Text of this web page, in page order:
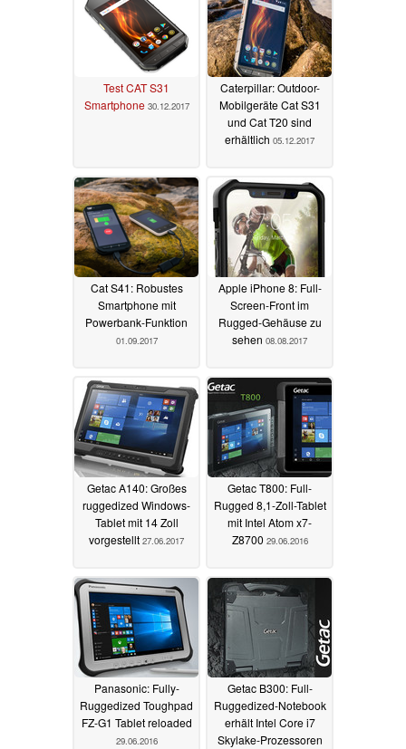
Test CAT S31
Smartphone 30.12.2017
Caterpillar: Outdoor-
Mobilgeräte Cat S31
und Cat T20 sind
erhältlich 05.12.2017
Cat S41: Robustes
Smartphone mit
Powerbank-Funktion
01.09.2017
Apple iPhone 8: Full-
Screen-Front im
Rugged-Gehäuse zu
sehen 08.08.2017
Getac A140: Großes
ruggedized Windows-
Tablet mit 14 Zoll
vorgestellt 27.06.2017
Getac T800: Full-
Rugged 8,1-Zoll-Tablet
mit Intel Atom x7-
Z8700 29.06.2016
Panasonic: Fully-
Ruggedized Toughpad
FZ-G1 Tablet reloaded
29.06.2016
Getac B300: Full-
Ruggedized-Notebook
erhält Intel Core i7
Skylake-Prozessoren